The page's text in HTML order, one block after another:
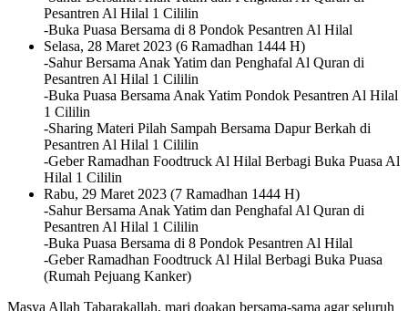
Pesantren Al Hilal 1 Cililin
-Buka Puasa Bersama di 8 Pondok Pesantren Al Hilal
Selasa, 28 Maret 2023 (6 Ramadhan 1444 H)
-Sahur Bersama Anak Yatim dan Penghafal Al Quran di
Pesantren Al Hilal 1 Cililin
-Buka Puasa Bersama Anak Yatim Pondok Pesantren Al Hilal
1 Cililin
-Sharing Materi Pilah Sampah Bersama Dapur Berkah di
Pesantren Al Hilal 1 Cililin
-Geber Ramadhan Foodtruck Al Hilal Berbagi Buka Puasa Al
Hilal 1 Cililin
Rabu, 29 Maret 2023 (7 Ramadhan 1444 H)
-Sahur Bersama Anak Yatim dan Penghafal Al Quran di
Pesantren Al Hilal 1 Cililin
-Buka Puasa Bersama di 8 Pondok Pesantren Al Hilal
-Geber Ramadhan Foodtruck Al Hilal Berbagi Buka Puasa
(Rumah Pejuang Kanker)
Masya Allah Tabarakallah, mari doakan bersama-sama agar seluruh